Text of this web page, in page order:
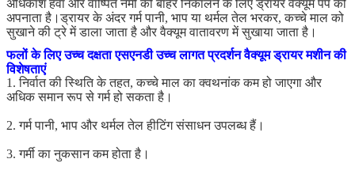
अधिकांश हवा और वाष्पित नमी को बाहर निकालने के लिए ड्रायर वैक्यूम पंप को
अपनाता है।ड्रायर के अंदर गर्म पानी, भाप या थर्मल तेल भरकर, कच्चे माल को
सुखाने की ट्रे में डाला जाता है और वैक्यूम वातावरण में सुखाया जाता है।
फलों के लिए उच्च दक्षता एसएनडी उच्च लागत प्रदर्शन वैक्यूम ड्रायर मशीन की
विशेषताएं
1. निर्वात की स्थिति के तहत, कच्चे माल का क्वथनांक कम हो जाएगा और
अधिक समान रूप से गर्म हो सकता है।
2. गर्म पानी, भाप और थर्मल तेल हीटिंग संसाधन उपलब्ध हैं।
3. गर्मी का नुकसान कम होता है।